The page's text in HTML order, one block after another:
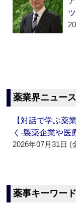
薬業界ニュー
【対話で学ぶ薬
く‐製薬企業や
2026年07月31日 (
薬事キーワー